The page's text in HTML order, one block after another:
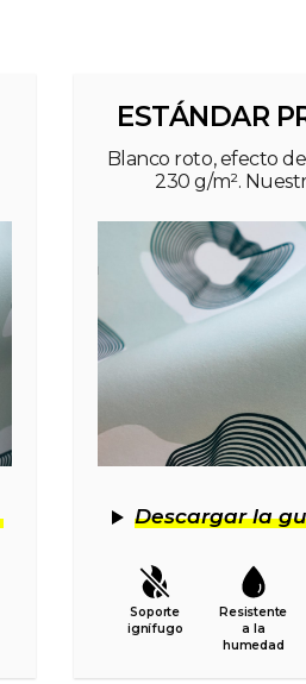
ESTÁNDAR
Blanco roto, efecto
230 g/m².
Descargar la
Soporte
ignífugo
Resistente
a la
humedad